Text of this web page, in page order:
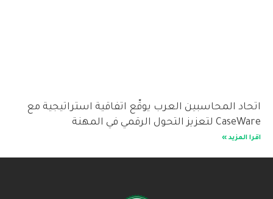
اتحاد المحاسبين العرب يوقّع اتفاقية استراتيجية مع
CaseWare لتعزيز التحول الرقمي في المهنة
اقرا المزيد »